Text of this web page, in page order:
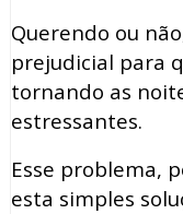
Querendo ou
prejudicial para
tornando as
estressantes.
Esse problema,
esta simples